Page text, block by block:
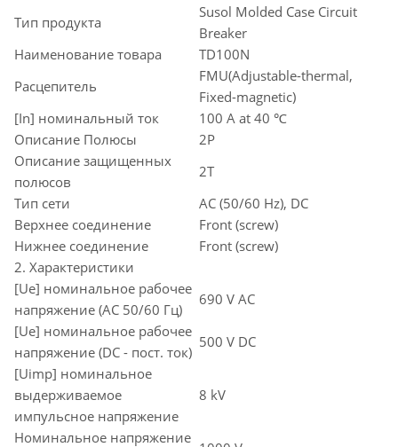
Тип продукта
Susol Molded Case Circuit
Breaker
Наименование товара
TD100N
Расцепитель
FMU(Adjustable-thermal,
Fixed-magnetic)
[In] номинальный ток
100 A at 40 ℃
Описание Полюсы
2P
Описание защищенных
полюсов
2T
Тип сети
AC (50/60 Hz), DC
Верхнее соединение
Front (screw)
Нижнее соединение
Front (screw)
2. Характеристики
[Ue] номинальное рабочее
напряжение (AC 50/60 Гц)
690 V AC
[Ue] номинальное рабочее
напряжение (DC - пост. ток)
500 V DC
[Uimp] номинальное
выдерживаемое
импульсное напряжение
8 kV
Номинальное напряжение